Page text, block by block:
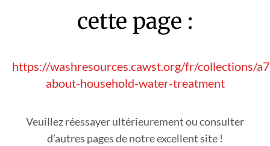
cette page :
https://washresources.cawst.org/fr/collections/
about-household-water-treatment
Veuillez réessayer ultérieurement ou consulter
d’autres pages de notre excellent site !